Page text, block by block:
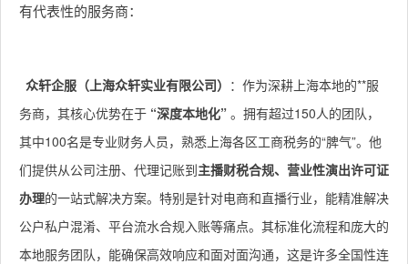
有代表性的服务商：
众轩企服（上海众轩实业有限公司） ：作为深耕上海本地的**服
务商，其核心优势在于 “深度本地化” 。拥有超过150人的团队，
其中100名是专业财务人员，熟悉上海各区工商税务的“脾气”。他
们提供从公司注册、代理记账到主播财税合规、营业性演出许可证
办理的一站式解决方案。特别是针对电商和直播行业，能精准解决
公户私户混淆、平台流水合规入账等痛点。其标准化流程和庞大的
本地服务团队，能确保高效响应和面对面沟通，这是许多全国性连